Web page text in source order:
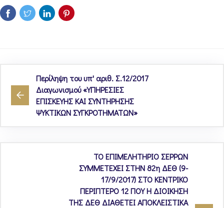
Περίληψη του υπ' αριθ. Σ.12/2017
Διαγωνισμού «ΥΠΗΡΕΣΙΕΣ
ΕΠΙΣΚΕΥΗΣ ΚΑΙ ΣΥΝΤΗΡΗΣΗΣ
ΨΥΚΤΙΚΩΝ ΣΥΓΚΡΟΤΗΜΑΤΩΝ»
ΤΟ ΕΠΙΜΕΛΗΤΗΡΙΟ ΣΕΡΡΩΝ
ΣΥΜΜΕΤΕΧΕΙ ΣΤΗΝ 82η ΔΕΘ (9-
17/9/2017) ΣΤΟ ΚΕΝΤΡΙΚΟ
ΠΕΡΙΠΤΕΡΟ 12 ΠΟΥ Η ΔΙΟΙΚΗΣΗ
ΤΗΣ ΔΕΘ ΔΙΑΘΕΤΕΙ ΑΠΟΚΛΕΙΣΤΙΚΑ